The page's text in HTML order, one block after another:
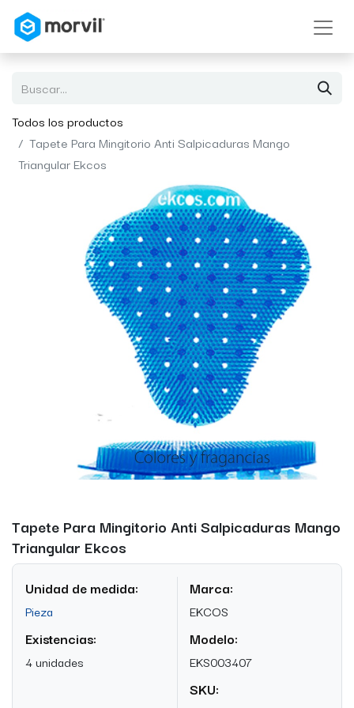
Todos los productos
Tapete Para Mingitorio Anti Salpicaduras Mango
Triangular Ekcos
Tapete Para Mingitorio Anti Salpicaduras Mango
Triangular Ekcos
Unidad de medida:
Pieza
Existencias:
4 unidades
Marca:
EKCOS
Modelo:
EKS003407
SKU: